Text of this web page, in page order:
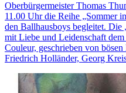
Oberbürgermeister Thomas
11.00 Uhr die Reihe „Sommer
den Ballhausboys begleitet.
mit Liebe und Leidenschaft
Couleur, geschrieben von
Friedrich Holländer, Georg